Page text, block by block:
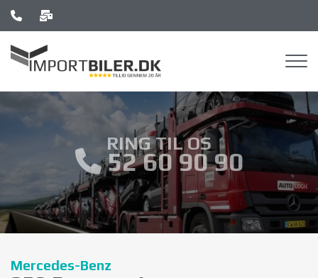
Gå
til
hovedindhold
RING TIL OS
52 60 90 90
Mercedes-Benz